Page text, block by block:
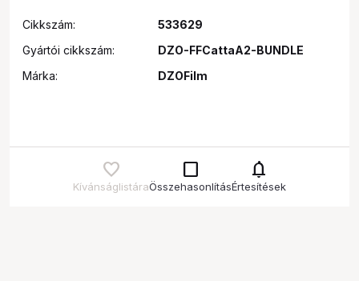
Cikkszám:
533629
Gyártói cikkszám:
DZO-FFCattaA2-BUNDLE
Márka:
DZOFilm
Kívánságlistára
check_box_outline_blank
Összehasonlítás
notifications
Értesítések